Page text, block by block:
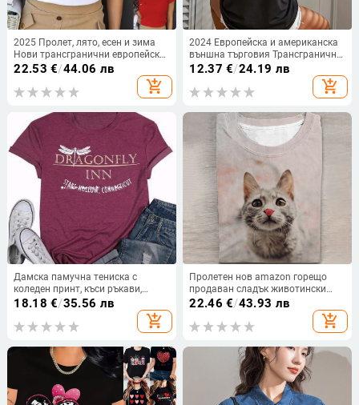
2025 Пролет, лято, есен и зима
Нови трансгранични европейски
и американски елегантни дамски
дрехи Специални копчета Чист
цвят Обло деколте С къс ръкав
22.53 €/44.06 лв
add_shopping_cart
2024 Европейска и американска
външна търговия Трансгранична
дамска тениска с къс ръкав,
свободен топ с кръгло деколте,
дамска Amazon тема Лято
12.37 €/24.19 лв
add_shopping_cart
Дамска памучна тениска с
коледен принт, къси ръкави,
кръгло деколте, свободна кройка
18.18 €/35.56 лв
add_shopping_cart
Пролетен нов amazon горещо
продаван сладък животински
дигитален печат с дълъг ръкав и
кръгло деколте може да бъде D
на едро
22.46 €/43.93 лв
add_shopping_cart